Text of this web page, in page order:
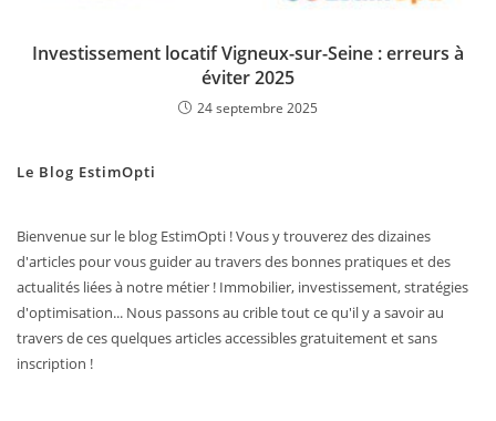
Investissement locatif Vigneux-sur-Seine : erreurs à
éviter 2025
24 septembre 2025
Le Blog EstimOpti
Bienvenue sur le blog EstimOpti ! Vous y trouverez des dizaines
d'articles pour vous guider au travers des bonnes pratiques et des
actualités liées à notre métier ! Immobilier, investissement, stratégies
d'optimisation... Nous passons au crible tout ce qu'il y a savoir au
travers de ces quelques articles accessibles gratuitement et sans
inscription !